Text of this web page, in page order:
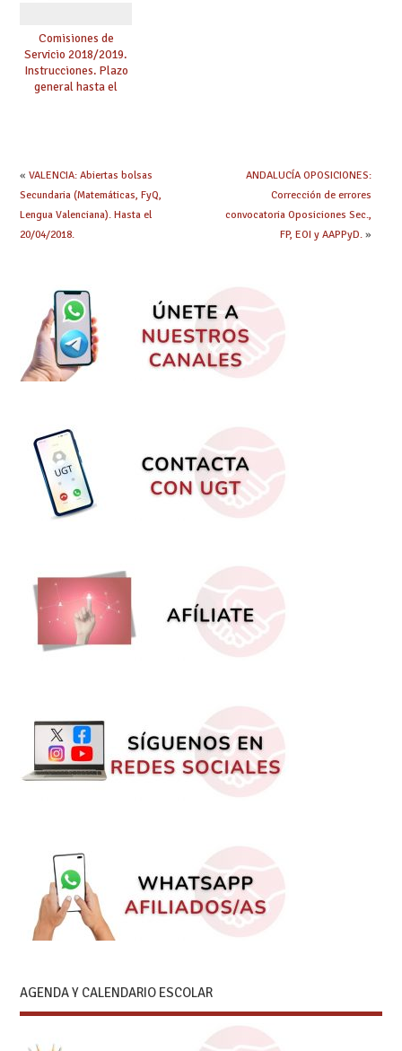
Comisiones de
Servicio 2018/2019.
Instrucciones. Plazo
general hasta el
« VALENCIA: Abiertas bolsas
Secundaria (Matemáticas, FyQ,
Lengua Valenciana). Hasta el
20/04/2018.
ANDALUCÍA OPOSICIONES:
Corrección de errores
convocatoria Oposiciones Sec.,
FP, EOI y AAPPyD.»
AGENDA Y CALENDARIO ESCOLAR